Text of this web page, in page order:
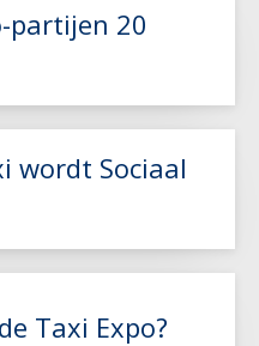
partijen 20
wordt Sociaal
Taxi Expo?